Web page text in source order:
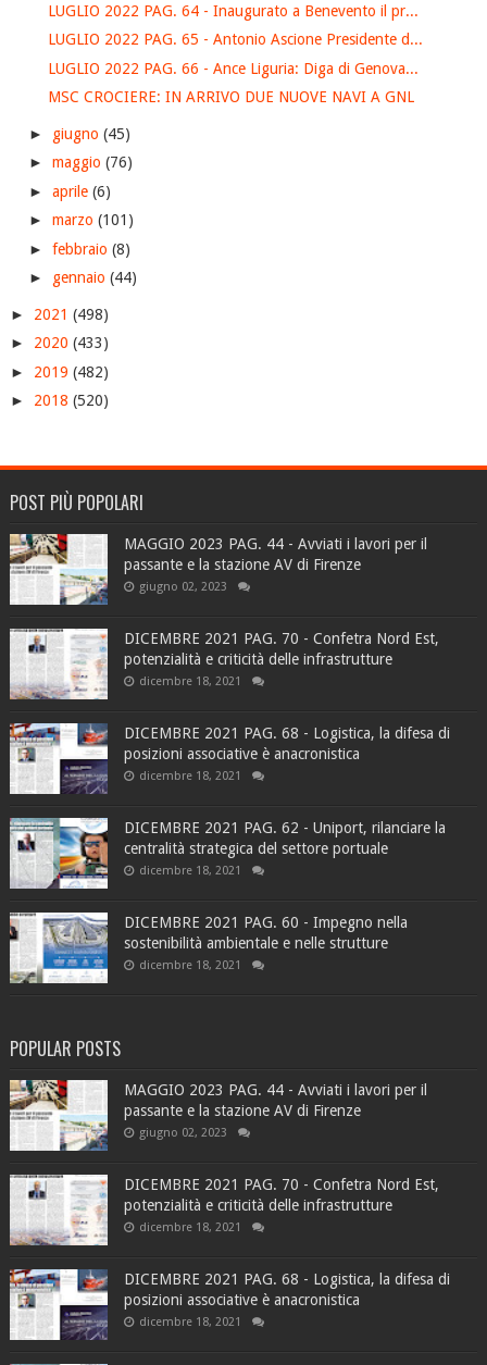
LUGLIO 2022 PAG. 64 - Inaugurato a Benevento il pr...
LUGLIO 2022 PAG. 65 - Antonio Ascione Presidente d...
LUGLIO 2022 PAG. 66 - Ance Liguria: Diga di Genova...
MSC CROCIERE: IN ARRIVO DUE NUOVE NAVI A GNL
► giugno (45)
► maggio (76)
► aprile (6)
► marzo (101)
► febbraio (8)
► gennaio (44)
► 2021 (498)
► 2020 (433)
► 2019 (482)
► 2018 (520)
POST PIÙ POPOLARI
MAGGIO 2023 PAG. 44 - Avviati i lavori per il
passante e la stazione AV di Firenze
giugno 02, 2023
DICEMBRE 2021 PAG. 70 - Confetra Nord Est,
potenzialità e criticità delle infrastrutture
dicembre 18, 2021
DICEMBRE 2021 PAG. 68 - Logistica, la difesa di
posizioni associative è anacronistica
dicembre 18, 2021
DICEMBRE 2021 PAG. 62 - Uniport, rilanciare la
centralità strategica del settore portuale
dicembre 18, 2021
DICEMBRE 2021 PAG. 60 - Impegno nella
sostenibilità ambientale e nelle strutture
dicembre 18, 2021
POPULAR POSTS
MAGGIO 2023 PAG. 44 - Avviati i lavori per il
passante e la stazione AV di Firenze
giugno 02, 2023
DICEMBRE 2021 PAG. 70 - Confetra Nord Est,
potenzialità e criticità delle infrastrutture
dicembre 18, 2021
DICEMBRE 2021 PAG. 68 - Logistica, la difesa di
posizioni associative è anacronistica
dicembre 18, 2021